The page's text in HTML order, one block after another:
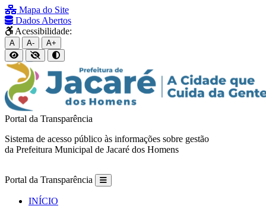
Mapa do Site
Dados Abertos
Acessibilidade:
A A- A+
Portal da Transparência
Sistema de acesso público às informações sobre gestão
da Prefeitura Municipal de Jacaré dos Homens
Portal da Transparência
INÍCIO